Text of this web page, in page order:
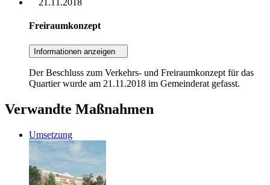
21.11.2018
Freiraumkonzept
Informationen anzeigen
Der Beschluss zum Verkehrs- und Freiraumkonzept für das
Quartier wurde am 21.11.2018 im Gemeinderat gefasst.
Verwandte Maßnahmen
Umsetzung